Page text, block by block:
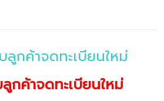
ลูกค้าจดทะเบียนใหม่
กค้าจดทะเบียนใหม่